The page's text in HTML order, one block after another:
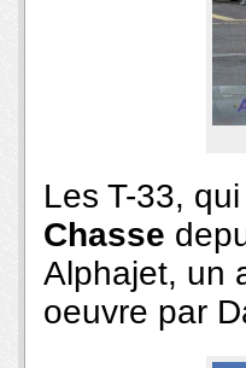
Les T-33,
Chasse
Alphajet, un
oeuvre par